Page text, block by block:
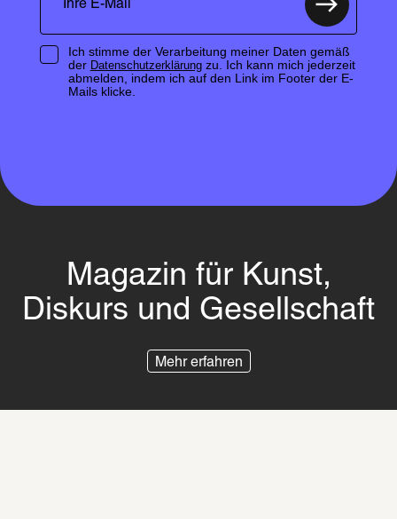
Ich stimme der Verarbeitung meiner Daten gemäß
der Datenschutzerklärungzu. Ich kann mich jederzeit
abmelden, indem ich auf den Link im Footer der E-
Mails klicke.
Magazin für Kunst,
Diskurs und Gesellschaft
Mehr erfahren